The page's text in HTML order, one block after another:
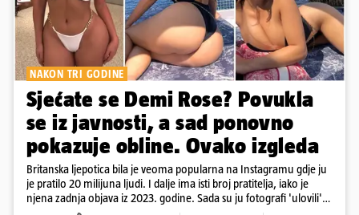
NAKON TRI GODINE
Sjećate se Demi Rose? Povukla
se iz javnosti, a sad ponovno
pokazuje obline. Ovako izgleda
Britanska ljepotica bila je veoma popularna na Instagramu gdje ju
je pratilo 20 milijuna ljudi. I dalje ima isti broj pratitelja, iako je
njena zadnja objava iz 2023. godine. Sada su ju fotografi 'ulovili'